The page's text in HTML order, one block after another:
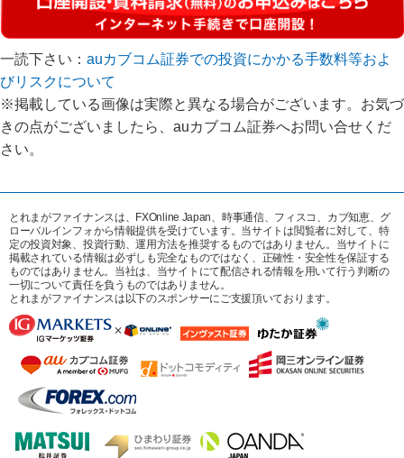
一読下さい： auカブコム証券での投資にかかる手数料等およ
びリスクについて
※掲載している画像は実際と異なる場合がございます。お気づ
きの点がございましたら、auカブコム証券へお問い合せくだ
さい。
とれまがファイナンスは、FXOnline Japan、時事通信、フィスコ、カブ知恵、グ
ローバルインフォから情報提供を受けています。当サイトは閲覧者に対して、特
定の投資対象、投資行動、運用方法を推奨するものではありません。当サイトに
掲載されている情報は必ずしも完全なものではなく、正確性・安全性を保証する
ものではありません。当社は、当サイトにて配信される情報を用いて行う判断の
一切について責任を負うものではありません。
とれまがファイナンスは以下のスポンサーにご支援頂いております。